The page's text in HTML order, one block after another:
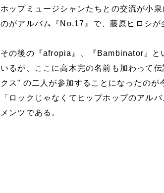
ホップミュージシャンたちとの交流が小
のがアルバム『No.17』で、藤原ヒロシが
その後の『afropia』、『Bambinator』と
いるが、ここに高木完の名前も加わって
クス” の二人が参加することになったの
「ロックじゃなくてヒップホップのアル
メンツである。